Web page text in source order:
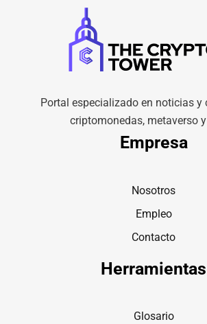
Portal especializado en noticias y
criptomonedas, metaverso
Empresa
Nosotros
Empleo
Contacto
Herramientas
Glosario